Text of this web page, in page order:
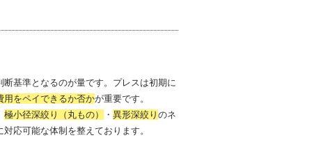
基準となるのが量です。プレスは初期に
用をペイできるか否かが重要です。
極小径深絞り（丸もの） ・ 異形深絞り のネ
応可能な体制を整えております。